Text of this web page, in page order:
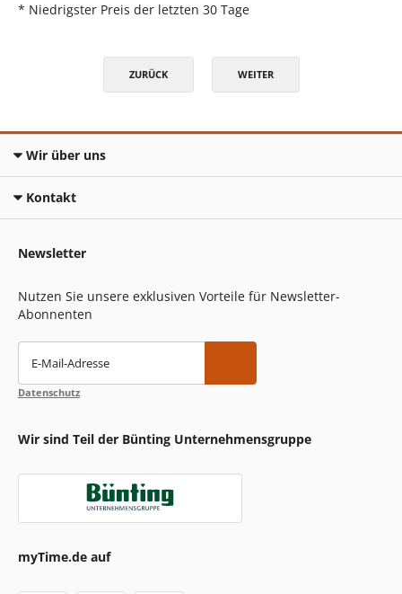
* Niedrigster Preis der letzten 30 Tage
ZURÜCK WEITER
Wir über uns
Kontakt
Newsletter
Nutzen Sie unsere exklusiven Vorteile für Newsletter-
Abonnenten
E-Mail-Adresse
Datenschutz
Wir sind Teil der Bünting Unternehmensgruppe
myTime.de auf